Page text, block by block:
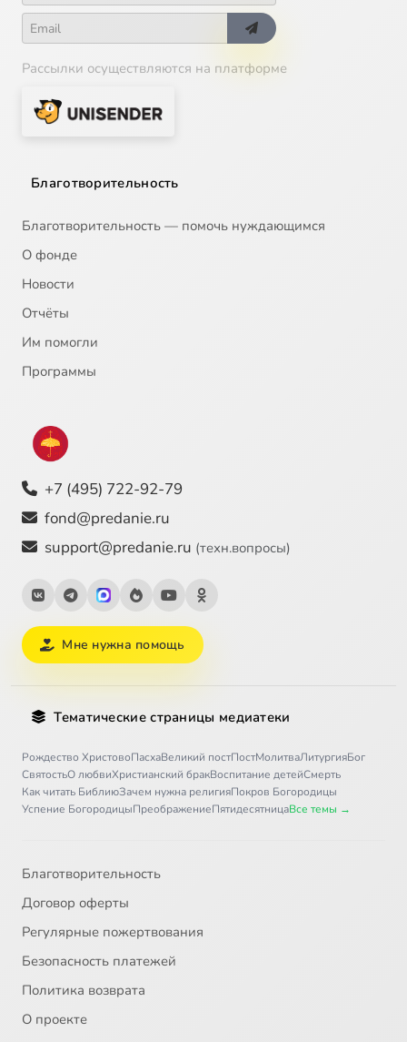
Рассылки осуществляются на платформе
Благотворительность
Благотворительность — помочь нуждающимся
О фонде
Новости
Отчёты
Им помогли
Программы
+7 (495) 722-92-79
fond@predanie.ru
support@predanie.ru (техн.вопросы)
Мне нужна помощь
Тематические страницы медиатеки
Рождество ХристовоПасхаВеликий постПостМолитваЛитургияБог
СвятостьО любвиХристианский бракВоспитание детейСмерть
Как читать БиблиюЗачем нужна религияПокров Богородицы
Успение БогородицыПреображениеПятидесятницаВсе темы →
Благотворительность
Договор оферты
Регулярные пожертвования
Безопасность платежей
Политика возврата
О проекте